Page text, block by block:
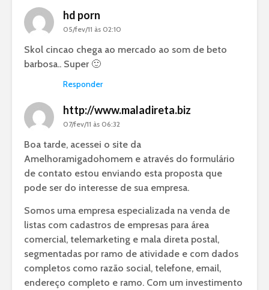
hd porn
05/fev/11 às 02:10
Skol cincao chega ao mercado ao som de beto
barbosa.. Super 🙂
Responder
http://www.maladireta.biz
07/fev/11 às 06:32
Boa tarde, acessei o site da
Amelhoramigadohomem e através do formulário
de contato estou enviando esta proposta que
pode ser do interesse de sua empresa.
Somos uma empresa especializada na venda de
listas com cadastros de empresas para área
comercial, telemarketing e mala direta postal,
segmentadas por ramo de atividade e com dados
completos como razão social, telefone, email,
endereço completo e ramo. Com um investimento